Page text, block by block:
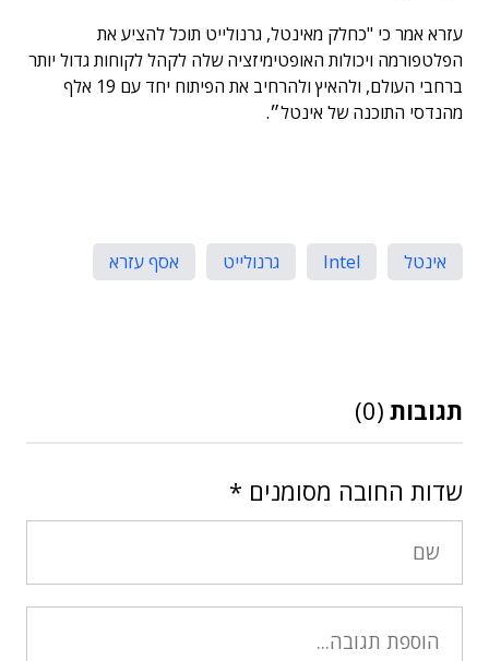
עזרא אמר כי "כחלק מאינטל, גרנולייט תוכל להציע את
הפלטפורמה ויכולות האופטימיזציה שלה לקהל לקוחות גדול יותר
ברחבי העולם, ולהאיץ ולהרחיב את הפיתוח יחד עם 19 אלף
מהנדסי התוכנה של אינטל״.
אינטל Intel גרנולייט אסף עזרא
תגובות (0)
שדות החובה מסומנים *